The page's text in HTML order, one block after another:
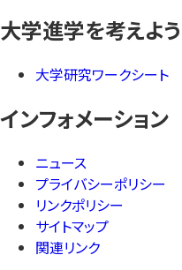
大学進学を考えよう
大学研究ワークシート
インフォメーション
ニュース
プライバシーポリシー
リンクポリシー
サイトマップ
関連リンク